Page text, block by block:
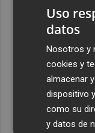
exporta a
La Región de
con cinco días
El coste de la
mínimo para
Uso
datos
Nosotros y
cookies y
almacenar
dispositivo
como su
y datos de